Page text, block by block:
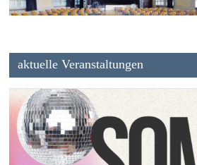
aktuelle Veranstaltungen